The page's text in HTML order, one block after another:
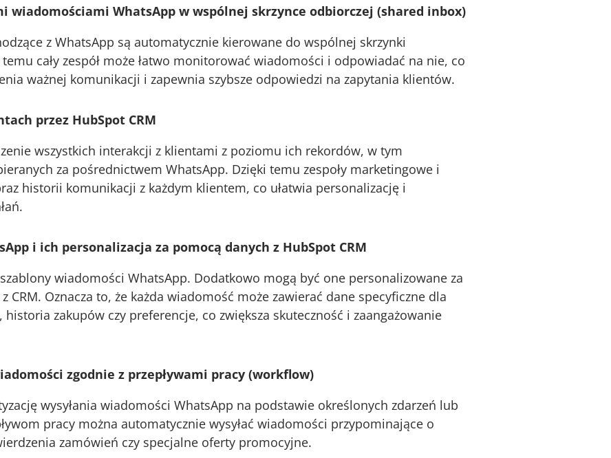
wiadomościami WhatsApp w wspólnej skrzynce odbiorczej (shared inbox)
z WhatsApp są automatycznie kierowane do wspólnej skrzynki
cały zespół może łatwo monitorować wiadomości i odpowiadać na nie, co
ważnej komunikacji i zapewnia szybsze odpowiedzi na zapytania klientów​.
przez HubSpot CRM
wszystkich interakcji z klientami z poziomu ich rekordów, w tym
za pośrednictwem WhatsApp. Dzięki temu zespoły marketingowe i
historii komunikacji z każdym klientem, co ułatwia personalizację i
i ich personalizacja za pomocą danych z HubSpot CRM
wiadomości WhatsApp. Dodatkowo mogą być one personalizowane za
CRM. Oznacza to, że każda wiadomość może zawierać dane specyficzne dla
zakupów czy preferencje, co zwiększa skuteczność i zaangażowanie
zgodnie z przepływami pracy (workflow)
wysyłania wiadomości WhatsApp na podstawie określonych zdarzeń lub
pracy można automatycznie wysyłać wiadomości przypominające o
zamówień czy specjalne oferty promocyjne​.